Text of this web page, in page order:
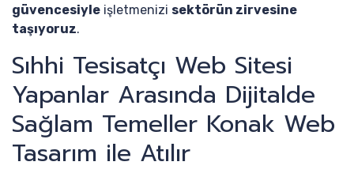
güvencesiyle işletmenizi sektörün zirvesine
taşıyoruz.
Sıhhi Tesisatçı Web Sitesi
Yapanlar Arasında Dijitalde
Sağlam Temeller Konak Web
Tasarım ile Atılır